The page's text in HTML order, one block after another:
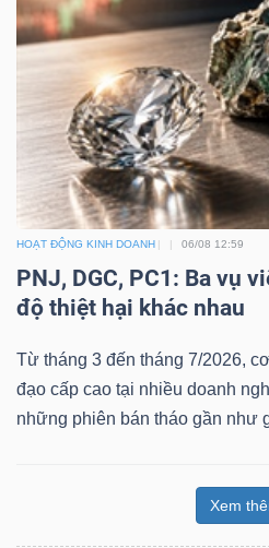
HOẠT ĐỘNG KINH DOANH 06/08 12:59
PNJ, DGC, PC1: Ba vụ
độ thiệt hại khác nhau
Từ tháng 3 đến tháng 7/2026,
đạo cấp cao tại nhiều doanh
những phiên bán tháo gần như
Xem